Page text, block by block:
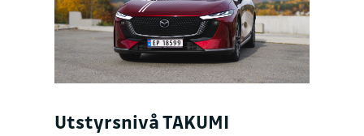
Utstyrsnivå TAKUMI